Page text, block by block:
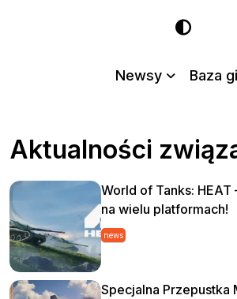
Newsy Baza
Aktualności
World of Tanks:
na wielu platformach!
news
Specjalna Przepustka